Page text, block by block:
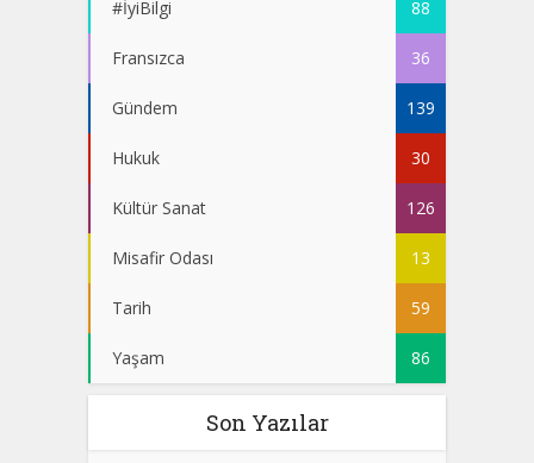
#İyiBilgi 88
Fransızca 36
Gündem 139
Hukuk 30
Kültür Sanat 126
Misafir Odası 13
Tarih 59
Yaşam 86
Son Yazılar